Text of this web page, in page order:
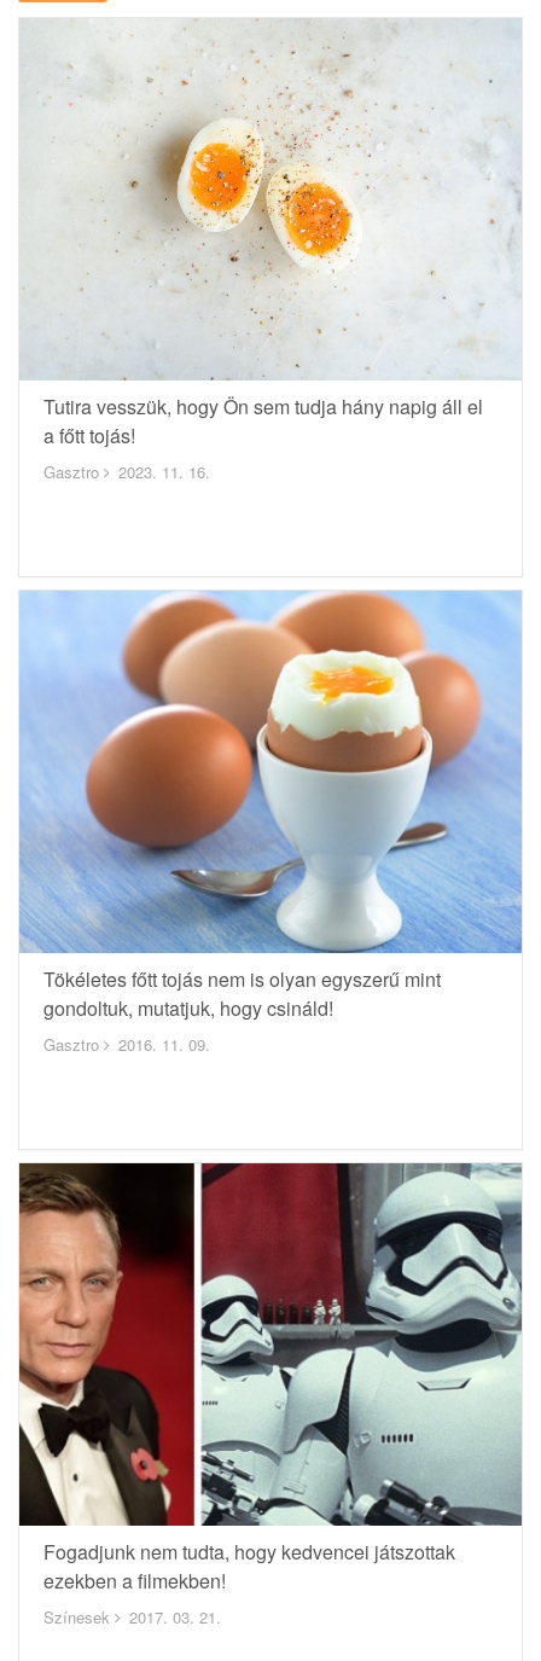
Tutira vesszük, hogy Ön sem tudja hány napig áll el
a főtt tojás!
Gasztro 2023. 11. 16.
Tökéletes főtt tojás nem is olyan egyszerű mint
gondoltuk, mutatjuk, hogy csináld!
Gasztro 2016. 11. 09.
Fogadjunk nem tudta, hogy kedvencei játszottak
ezekben a filmekben!
Színesek 2017. 03. 21.